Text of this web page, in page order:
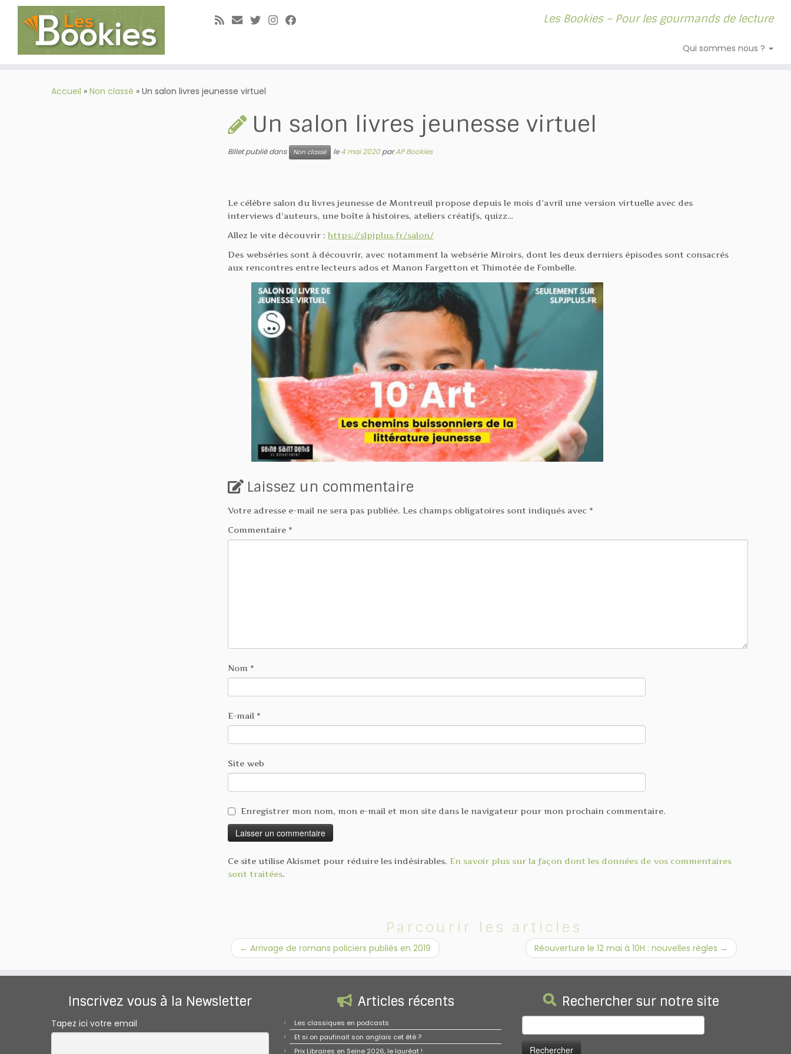
Les Bookies – Pour les gourmands de lecture
Qui sommes nous ?
Accueil » Non classé » Un salon livres jeunesse virtuel
Un salon livres jeunesse virtuel
Billet publié dans Non classé le4 mai 2020 parAP Bookies
Le célèbre salon du livres jeunesse de Montreuil propose depuis le mois d’avril une version virtuelle avec des
interviews d’auteurs, une boîte à histoires, ateliers créatifs, quizz…
Allez le vite découvrir : https://slpjplus.fr/salon/
Des webséries sont à découvrir, avec notamment la websérie Miroirs, dont les deux derniers épisodes sont consacrés
aux rencontres entre lecteurs ados et Manon Fargetton et Thimotée de Fombelle.
Laissez un commentaire
Votre adresse e-mail ne sera pas publiée. Les champs obligatoires sont indiqués avec *
Commentaire *
Nom *
E-mail *
Site web
Enregistrer mon nom, mon e-mail et mon site dans le navigateur pour mon prochain commentaire.
Ce site utilise Akismet pour réduire les indésirables. En savoir plus sur la façon dont les données de vos commentaires
sont traitées.
Parcourir les articles
← Arrivage de romans policiers publiés en 2019 Réouverture le 12 mai à 10H : nouvelles règles →
Inscrivez vous à la Newsletter
Tapez ici votre email
Articles récents
Les classiques en podcasts
Et si on paufinait son anglais cet été ?
Prix Libraires en Seine 2026, le lauréat !
Rechercher sur notre site